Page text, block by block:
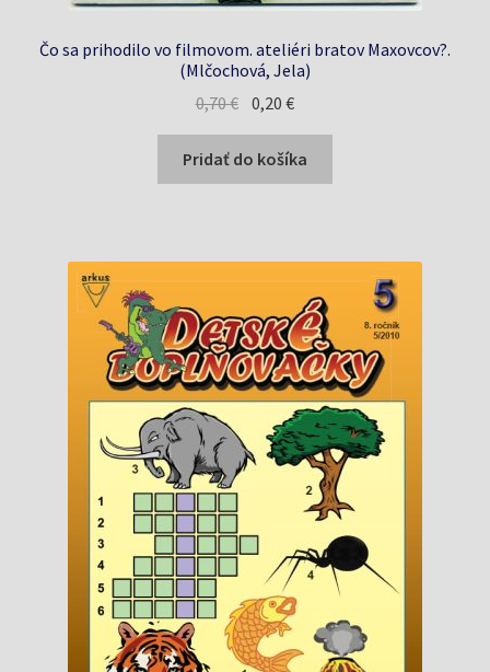
Čo sa prihodilo vo filmovom. ateliéri bratov Maxovcov?.
(Mlčochová, Jela)
0,70€ Pôvodná
cena
bola:
0,70 €.
0,20€Aktuálna
cena
je:
0,20 €.
Pridať do košíka